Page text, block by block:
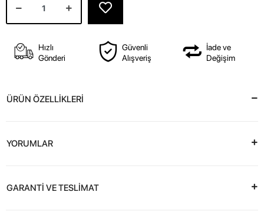
Hızlı
Gönderi
Güvenli
Alışveriş
İade ve
Değişim
ÜRÜN ÖZELLİKLERİ
YORUMLAR
GARANTİ VE TESLİMAT